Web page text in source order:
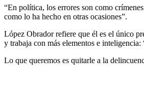
“En política, los errores son como
como lo ha hecho en otras ocasiones”.
López Obrador refiere que él es el único
y trabaja con más elementos e
Lo que queremos es quitarle a la